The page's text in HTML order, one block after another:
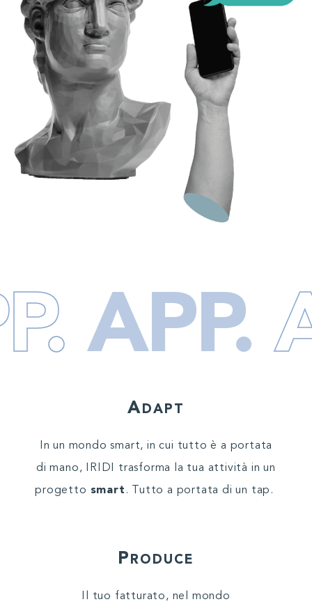
ADAPT
In un mondo smart, in cui tutto è a portata
di mano, IRIDI trasforma la tua attività in un
progetto smart . Tutto a portata di un tap.
P RODUCE
Il tuo fatturato, nel mondo